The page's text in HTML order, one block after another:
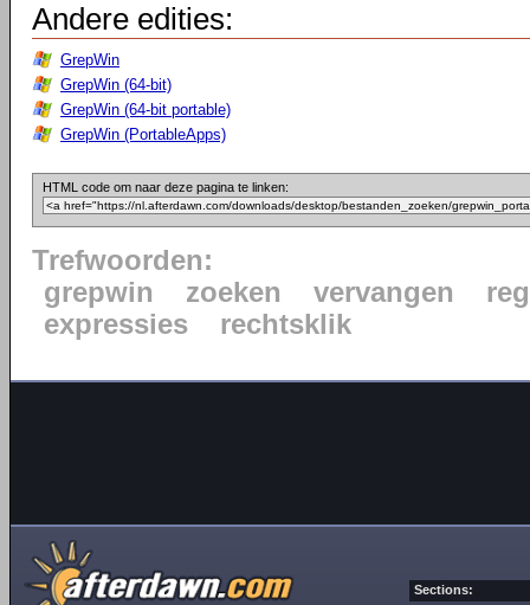
Andere edities:
GrepWin
GrepWin (64-bit)
GrepWin (64-bit portable)
GrepWin (PortableApps)
HTML code om naar deze pagina te linken:
Trefwoorden:
grepwin
zoeken vervangen
expressies
rechtsklik
Sections: